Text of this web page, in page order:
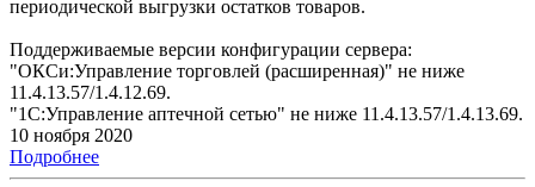
периодической выгрузки остатков товаров.
Поддерживаемые версии конфигурации сервера:
"ОКСи:Управление торговлей (расширенная)" не ниже
11.4.13.57/1.4.12.69.
"1С:Управление аптечной сетью" не ниже 11.4.13.57/1.4.13.69.
10 ноября 2020
Подробнее